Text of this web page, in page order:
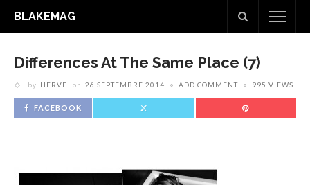
BLAKEMAG
Differences At The Same Place (7)
by HERVE on 26 SEPTEMBRE 2014 ADD COMMENT 995 VIEWS
FACEBOOK